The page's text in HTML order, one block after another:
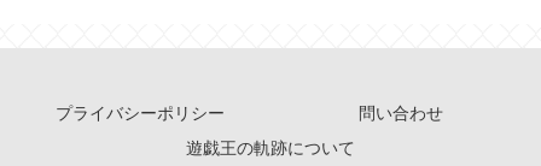
プライバシーポリシー
問い合わせ
遊戯王の軌跡について